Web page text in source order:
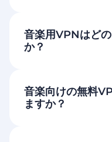
音楽用VPNはど
か？
音楽向けの無料
ますか？